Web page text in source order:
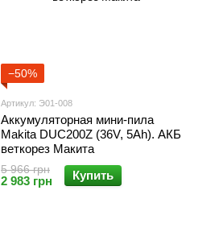
−50%
Артикул: Э01-008
Аккумуляторная мини-пила
Makita DUC200Z (36V, 5Аh). АКБ
веткорез Макита
5 966 грн
2 983 грн Купить